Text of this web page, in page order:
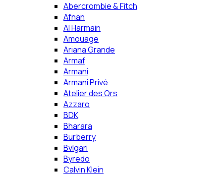
Abercrombie & Fitch
Afnan
Al Harmain
Amouage
Ariana Grande
Armaf
Armani
Armani Privé
Atelier des Ors
Azzaro
BDK
Bharara
Burberry
Bvlgari
Byredo
Calvin Klein